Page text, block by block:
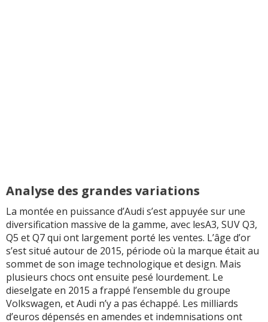
Analyse des grandes variations
La montée en puissance d’Audi s’est appuyée sur une
diversification massive de la gamme, avec lesA3, SUV Q3,
Q5 et Q7 qui ont largement porté les ventes. L’âge d’or
s’est situé autour de 2015, période où la marque était au
sommet de son image technologique et design. Mais
plusieurs chocs ont ensuite pesé lourdement. Le
dieselgate en 2015 a frappé l’ensemble du groupe
Volkswagen, et Audi n’y a pas échappé. Les milliards
d’euros dépensés en amendes et indemnisations ont